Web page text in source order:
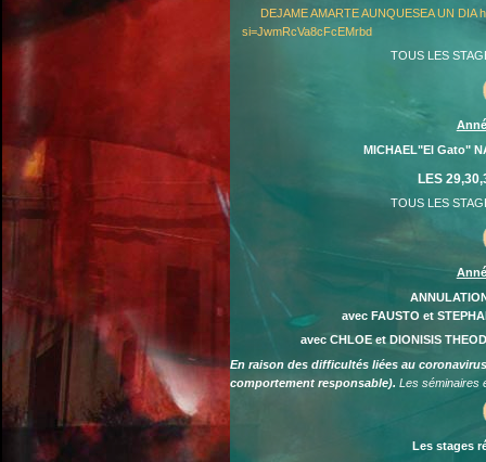
DEJAME AMARTE AUNQUESEA UN DIA
si=JwmRcVa8cFcEMrbd
TOUS LES
MICHAEL"El Gato"
LES
TOUS LES
avec FAUSTO et
avec CHLOE et DIONISIS
En raison des difficultés liées au
comportement responsable). Les séminaires
Les stages